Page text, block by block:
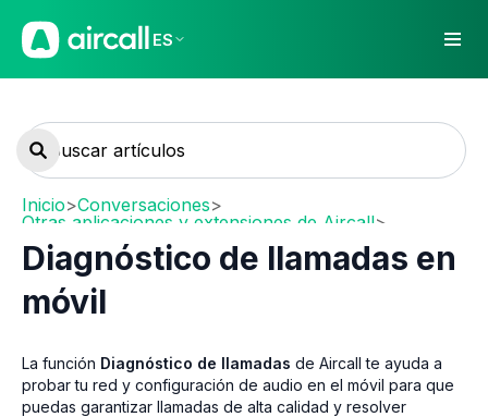
ES
Inicio>Conversaciones>
Otras aplicaciones y extensiones de Aircall>
Móvil (iOS / Android)
Diagnóstico de llamadas en
móvil
La función Diagnóstico de llamadas de Aircall te ayuda a
probar tu red y configuración de audio en el móvil para que
puedas garantizar llamadas de alta calidad y resolver